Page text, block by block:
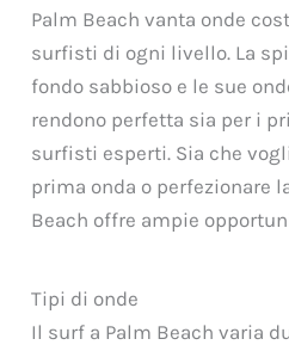
Palm Beach vanta onde
surfisti di ogni livello. La
fondo sabbioso e le sue
rendono perfetta sia per i
surfisti esperti. Sia che
prima onda o perfezionare
Beach offre ampie
Tipi di onde
Il surf a Palm Beach varia